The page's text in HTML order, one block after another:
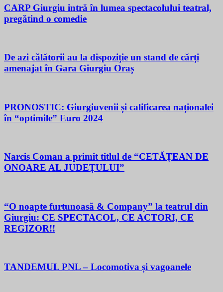
CARP Giurgiu intră în lumea spectacolului teatral,
pregătind o comedie
De azi călătorii au la dispoziție un stand de cărți
amenajat în Gara Giurgiu Oraș
PRONOSTIC: Giurgiuvenii și calificarea naționalei
în “optimile” Euro 2024
Narcis Coman a primit titlul de “CETĂȚEAN DE
ONOARE AL JUDEȚULUI”
“O noapte furtunoasă & Company” la teatrul din
Giurgiu: CE SPECTACOL, CE ACTORI, CE
REGIZOR!!
TANDEMUL PNL – Locomotiva și vagoanele